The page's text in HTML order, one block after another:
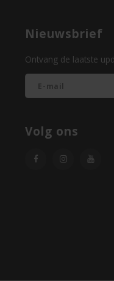
Nieuwsbrief
Ontvang de laatste
Volg ons